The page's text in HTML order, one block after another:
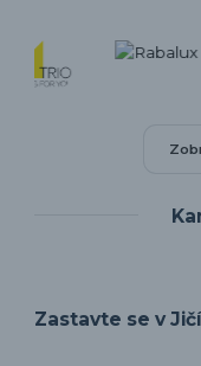
Zastavte se v